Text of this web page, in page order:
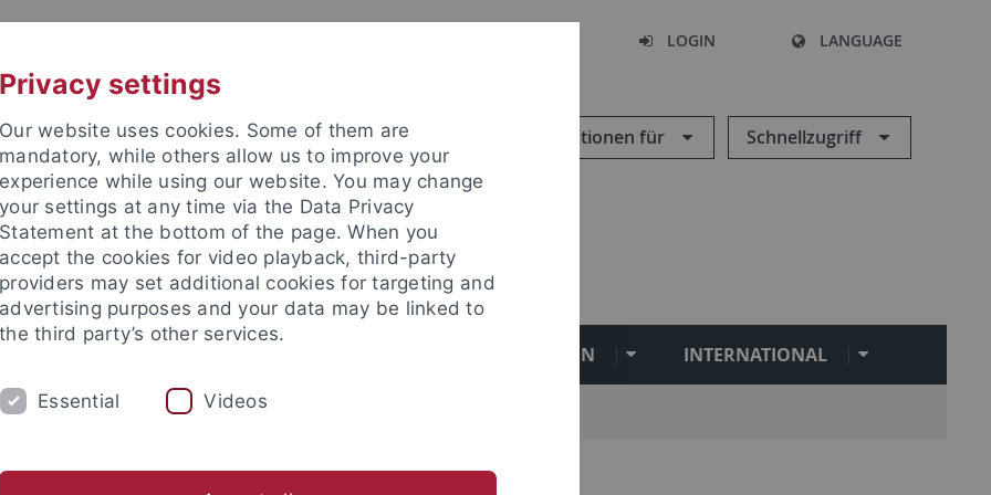
LOGIN LANGUAGE
Informationen für Schnellzugriff
PROMOTION/HABILITATION INTERNATIONAL
Digital Humanities und KI
Preise und Stipendien
Privacy settings
Our website uses cookies. Some of them are
mandatory, while others allow us to improve your
experience while using our website. You may change
your settings at any time via the Data Privacy
Statement at the bottom of the page. When you
accept the cookies for video playback, third-party
providers may set additional cookies for targeting and
advertising purposes and your data may be linked to
the third party’s other services.
Essential Videos